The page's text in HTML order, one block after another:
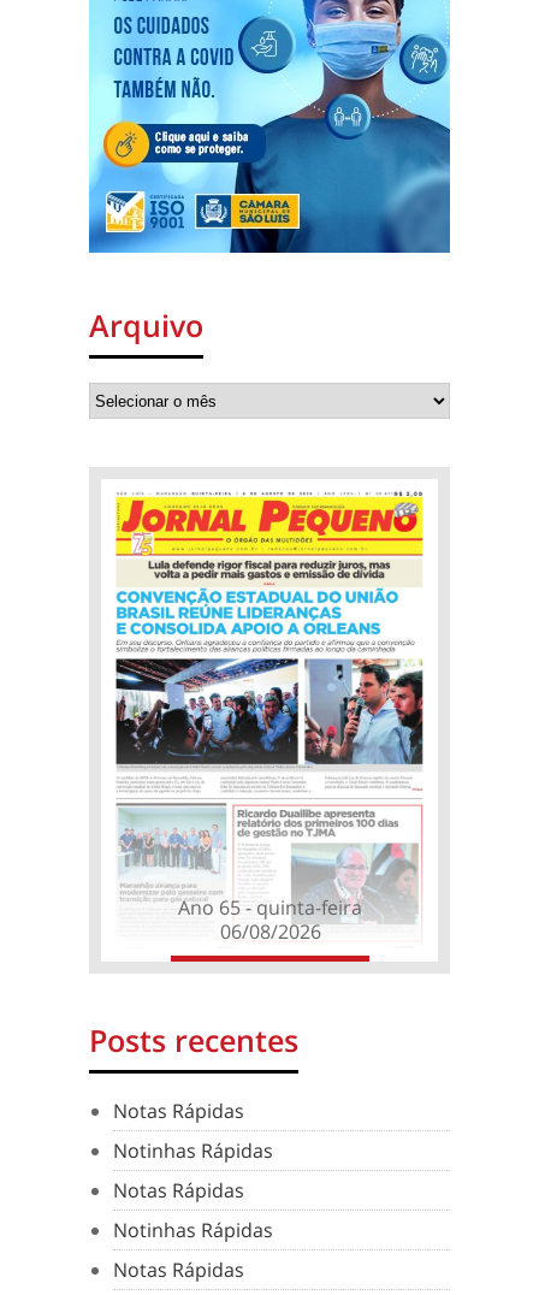
Arquivo
Ano 65 - quinta-feira
06/08/2026
Posts recentes
Notas Rápidas
Notinhas Rápidas
Notas Rápidas
Notinhas Rápidas
Notas Rápidas